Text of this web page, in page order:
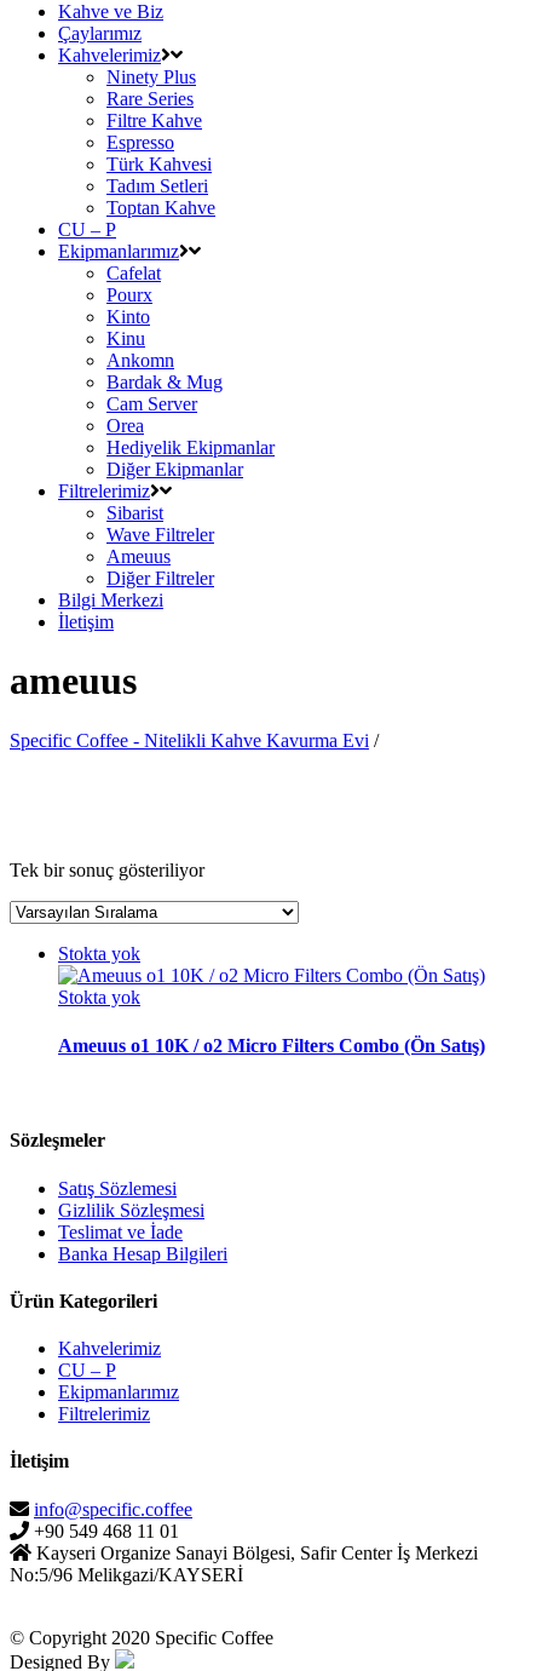
Kahve ve Biz
Çaylarımız
Kahvelerimiz
Ninety Plus
Rare Series
Filtre Kahve
Espresso
Türk Kahvesi
Tadım Setleri
Toptan Kahve
CU – P
Ekipmanlarımız
Cafelat
Pourx
Kinto
Kinu
Ankomn
Bardak & Mug
Cam Server
Orea
Hediyelik Ekipmanlar
Diğer Ekipmanlar
Filtrelerimiz
Sibarist
Wave Filtreler
Ameuus
Diğer Filtreler
Bilgi Merkezi
İletişim
ameuus
Specific Coffee - Nitelikli Kahve Kavurma Evi /
Tek bir sonuç gösteriliyor
Stokta yok
Stokta yok
Ameuus o1 10K / o2 Micro Filters Combo (Ön Satış)
Sözleşmeler
Satış Sözlemesi
Gizlilik Sözleşmesi
Teslimat ve İade
Banka Hesap Bilgileri
Ürün Kategorileri
Kahvelerimiz
CU – P
Ekipmanlarımız
Filtrelerimiz
İletişim
info@specific.coffee
+90 549 468 11 01
Kayseri Organize Sanayi Bölgesi, Safir Center İş Merkezi
No:5/96 Melikgazi/KAYSERİ
© Copyright 2020 Specific Coffee
Designed By